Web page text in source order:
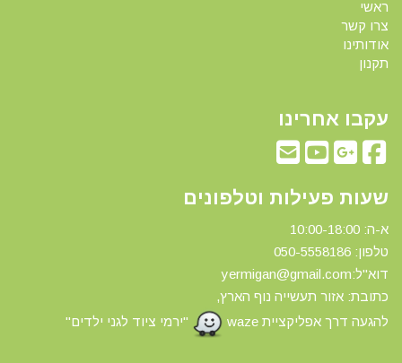
ראשי
צרו קשר
אודותינו
תקנון
עקבו אחרינו
שעות פעילות וטלפונים
א-ה: 10:00-18:00
טלפון: 0 50-5558186
דוא"ל:yermigan@gmail.com
כתובת: אזור תעשייה נוף הארץ,
להגעה דרך אפליקציית waze
"ירמי ציוד לגני ילדים"